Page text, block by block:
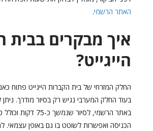
האתר הרשמי.
איך מבקרים בבית
הייגייט?
החלק המזרחי של בית הקברות הייגייט פתוח
בעוד החלק המערבי נגיש רק בסיור מודרך.
באתר הרשמי, לסיור
הכניסה ואפשרות לשוטט בו גם באופן עצמאי.